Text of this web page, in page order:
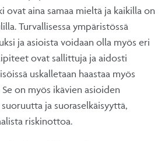
ovat aina samaa mieltä ja kaikilla on
Turvallisessa ympäristössä
ja asioista voidaan olla myös eri
ovat sallittuja ja aidosti
uskalletaan haastaa myös
on myös ikävien asioiden
ja suoraselkäisyyttä,
riskinottoa.